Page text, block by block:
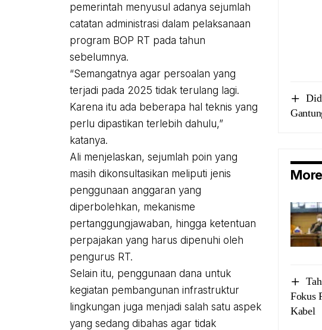
pemerintah menyusul adanya sejumlah
catatan administrasi dalam pelaksanaan
program BOP RT pada tahun
sebelumnya.
“Semangatnya agar persoalan yang
terjadi pada 2025 tidak terulang lagi.
Karena itu ada beberapa hal teknis yang
perlu dipastikan terlebih dahulu,”
katanya.
Fokus
Kabel
Ali menjelaskan, sejumlah poin yang
masih dikonsultasikan meliputi jenis
penggunaan anggaran yang
diperbolehkan, mekanisme
pertanggungjawaban, hingga ketentuan
perpajakan yang harus dipenuhi oleh
pengurus RT.
Selain itu, penggunaan dana untuk
kegiatan pembangunan infrastruktur
lingkungan juga menjadi salah satu aspek
yang sedang dibahas agar tidak